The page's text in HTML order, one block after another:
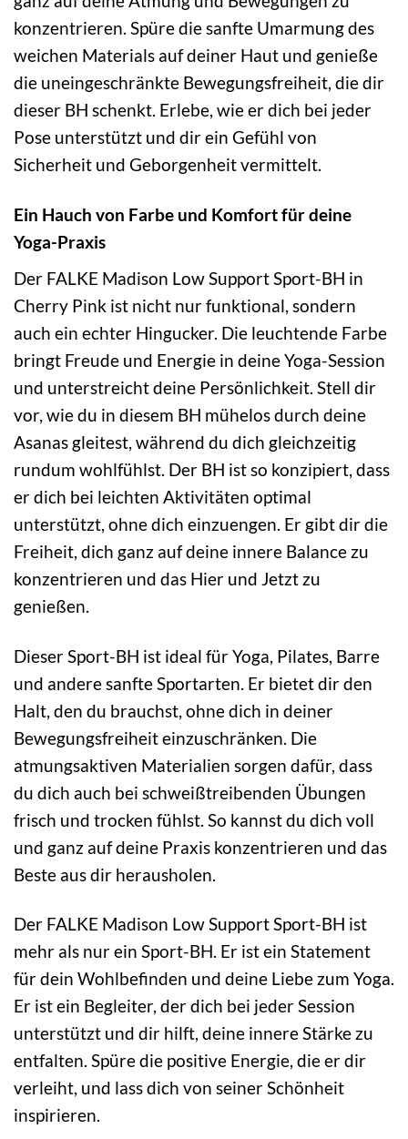
konzentrieren. Spüre die sanfte Umarmung des
weichen Materials auf deiner Haut und genieße
die uneingeschränkte Bewegungsfreiheit, die dir
dieser BH schenkt. Erlebe, wie er dich bei jeder
Pose unterstützt und dir ein Gefühl von
Sicherheit und Geborgenheit vermittelt.
Ein Hauch von Farbe und Komfort für deine
Yoga-Praxis
Der FALKE Madison Low Support Sport-BH in
Cherry Pink ist nicht nur funktional, sondern
auch ein echter Hingucker. Die leuchtende Farbe
bringt Freude und Energie in deine Yoga-Session
und unterstreicht deine Persönlichkeit. Stell dir
vor, wie du in diesem BH mühelos durch deine
Asanas gleitest, während du dich gleichzeitig
rundum wohlfühlst. Der BH ist so konzipiert, dass
er dich bei leichten Aktivitäten optimal
unterstützt, ohne dich einzuengen. Er gibt dir die
Freiheit, dich ganz auf deine innere Balance zu
konzentrieren und das Hier und Jetzt zu
genießen.
Dieser Sport-BH ist ideal für Yoga, Pilates, Barre
und andere sanfte Sportarten. Er bietet dir den
Halt, den du brauchst, ohne dich in deiner
Bewegungsfreiheit einzuschränken. Die
atmungsaktiven Materialien sorgen dafür, dass
du dich auch bei schweißtreibenden Übungen
frisch und trocken fühlst. So kannst du dich voll
und ganz auf deine Praxis konzentrieren und das
Beste aus dir herausholen.
Der FALKE Madison Low Support Sport-BH ist
mehr als nur ein Sport-BH. Er ist ein Statement
für dein Wohlbefinden und deine Liebe zum Yoga.
Er ist ein Begleiter, der dich bei jeder Session
unterstützt und dir hilft, deine innere Stärke zu
entfalten. Spüre die positive Energie, die er dir
verleiht, und lass dich von seiner Schönheit
inspirieren.